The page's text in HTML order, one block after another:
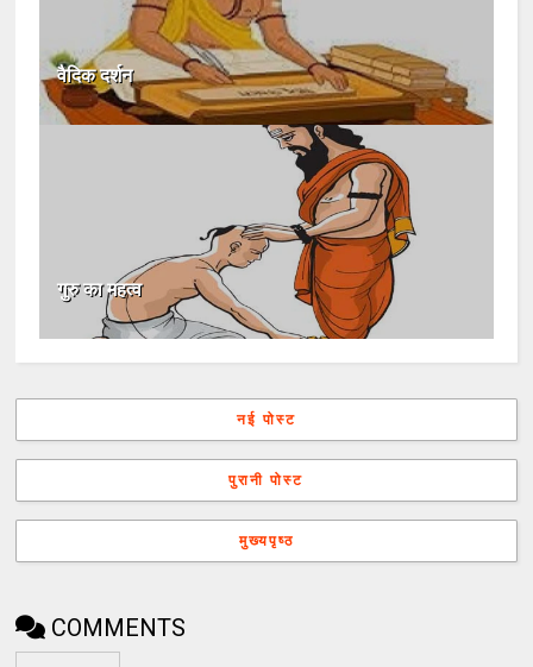
वैदिक दर्शन
गुरु का महत्व
नई पोस्ट
पुरानी पोस्ट
मुख्यपृष्ठ
COMMENTS